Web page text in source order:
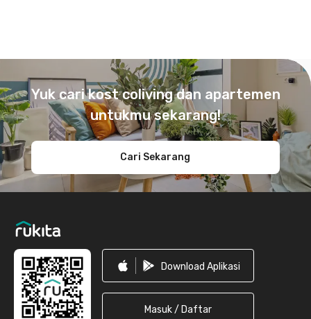
Yuk cari kost coliving dan apartemen
untukmu sekarang!
Cari Sekarang
Download Aplikasi
Masuk / Daftar